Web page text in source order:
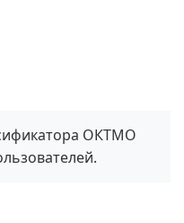
ОКТМО